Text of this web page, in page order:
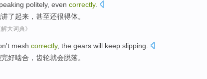
politely, even correctly.
讲了起来， 甚至还很得体。
大词典》
mesh correctly, the gears will keep slipping
好啮合 ， 齿轮就会脱落。